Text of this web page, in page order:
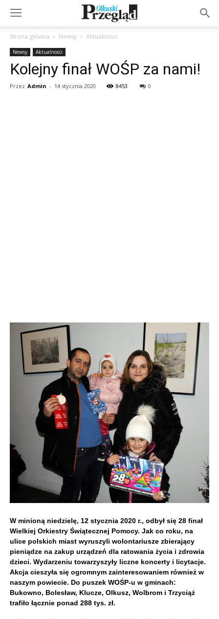
Strona główna Newsy Aktualności
Newsy Aktualności
Kolejny finał WOŚP za nami!
Przez Admin - 14 stycznia 2020 8453 0
W minioną niedzielę, 12 stycznia 2020 r., odbył się 28 finał
Wielkiej Orkiestry Świątecznej Pomocy. Jak co roku, na
ulice polskich miast wyruszyli wolontariusze zbierający
pieniądze na zakup urządzeń dla ratowania życia i zdrowia
dzieci. Wydarzeniu towarzyszyły liczne koncerty i licytacje.
Akcja cieszyła się ogromnym zainteresowaniem również w
naszym powiecie. Do puszek WOŚP-u w gminach:
Bukowno, Bolesław, Klucze, Olkusz, Wolbrom i Trzyciąż
trafiło łącznie ponad 288 tys. zł.